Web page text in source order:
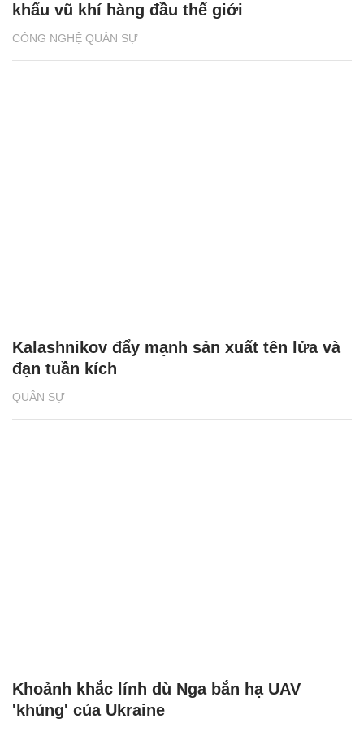
CÔNG NGHỆ QUÂN SỰ
khẩu vũ khí hàng đầu thế giới
QUÂN SỰ
Kalashnikov đẩy mạnh sản xuất tên lửa và
đạn tuần kích
Khoảnh khắc lính dù Nga bắn hạ UAV
'khủng' của Ukraine